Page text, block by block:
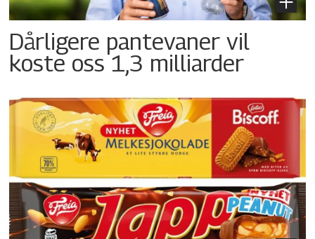
Dårligere pantevaner vil
koste oss 1,3 milliarder